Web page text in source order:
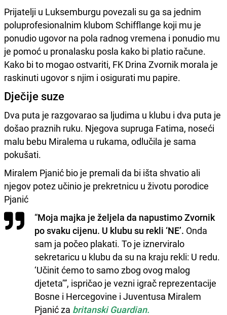
Prijatelji u Luksemburgu povezali su ga sa jednim
poluprofesionalnim klubom Schifflange koji mu je
ponudio ugovor na pola radnog vremena i ponudio mu
je pomoć u pronalasku posla kako bi platio račune.
Kako bi to mogao ostvariti, FK Drina Zvornik morala je
raskinuti ugovor s njim i osigurati mu papire.
Dječije suze
Dva puta je razgovarao sa ljudima u klubu i dva puta je
došao praznih ruku. Njegova supruga Fatima, noseći
malu bebu Miralema u rukama, odlučila je sama
pokušati.
Miralem Pjanić bio je premali da bi išta shvatio ali
njegov potez učinio je prekretnicu u životu porodice
Pjanić
“Moja majka je željela da napustimo Zvornik
po svaku cijenu. U klubu su rekli ‘NE’. Onda
sam ja počeo plakati. To je iznerviralo
sekretaricu u klubu da su na kraju rekli: U redu.
‘Učinit ćemo to samo zbog ovog malog
djeteta’”, ispričao je vezni igrač reprezentacije
Bosne i Hercegovine i Juventusa Miralem
Pjanić za britanski Guardian.